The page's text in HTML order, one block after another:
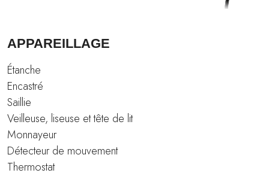
APPAREILLAGE
Étanche
Encastré
Saillie
Veilleuse, liseuse et tête de lit
Monnayeur
Détecteur de mouvement
Thermostat